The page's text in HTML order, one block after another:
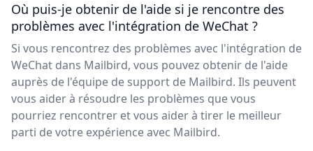
Où puis-je obtenir de l'aide si je rencontre des
problèmes avec l'intégration de WeChat ?
Si vous rencontrez des problèmes avec l'intégration de
WeChat dans Mailbird, vous pouvez obtenir de l'aide
auprès de l'équipe de support de Mailbird. Ils peuvent
vous aider à résoudre les problèmes que vous
pourriez rencontrer et vous aider à tirer le meilleur
parti de votre expérience avec Mailbird.